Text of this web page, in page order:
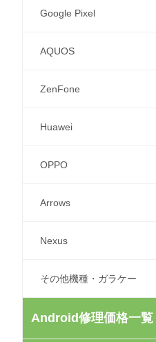
Google Pixel
AQUOS
ZenFone
Huawei
OPPO
Arrows
Nexus
その他機種・ガラケー
Android修理価格一覧